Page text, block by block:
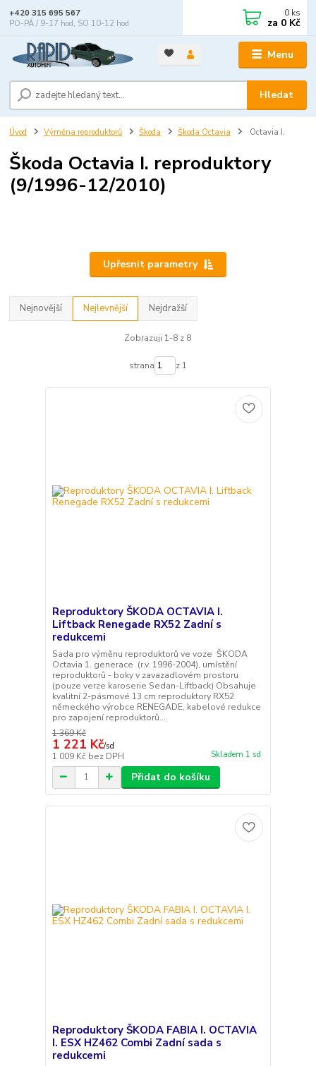
Menu
Hledat
+420 315 695 567
PO-PÁ / 9-17 hod, SO 10-12 hod
0 ks
za 0 Kč
Úvod Výměna reproduktorů Škoda Škoda Octavia Octavia I.
Škoda Octavia I. reproduktory
(9/1996-12/2010)
Upřesnit parametry
Nejnovější Nejlevnější Nejdražší
Zobrazuji 1-8 z 8
strana z 1
Reproduktory ŠKODA OCTAVIA I.
Liftback Renegade RX52 Zadní s
redukcemi
Sada pro výměnu reproduktorů ve voze ŠKODA
Octavia 1. generace (r.v. 1996-2004), umístění
reproduktorů - boky v zavazadlovém prostoru
(pouze verze karoserie Sedan-Liftback) Obsahuje
kvalitní 2-pásmové 13 cm reproduktory RX52
německého výrobce RENEGADE, kabelové redukce
pro zapojení reproduktorů...
1 369 Kč
1 221 Kč/sd
1 009 Kč bez DPH Skladem 1 sd
Přidat do košíku
Reproduktory ŠKODA FABIA I. OCTAVIA
I. ESX HZ462 Combi Zadní sada s
redukcemi